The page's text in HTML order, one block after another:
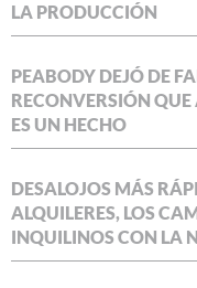
LA PRODUCCIÓN
PEABODY DEJÓ DE
RECONVERSIÓN
ES UN HECHO
DESALOJOS MÁS
ALQUILERES, LOS
INQUILINOS CON LA